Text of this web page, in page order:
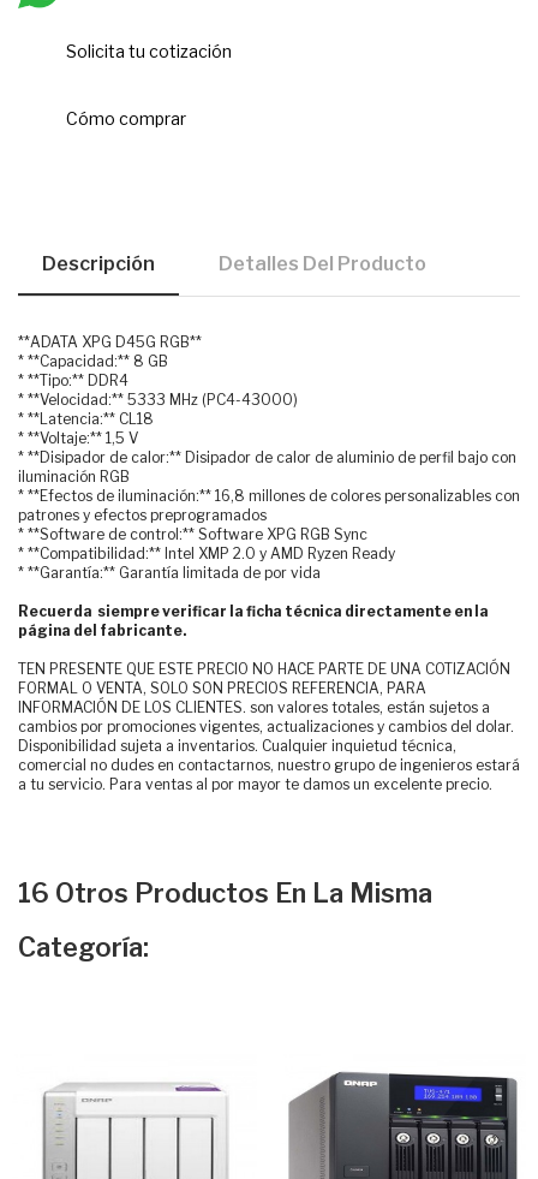
Solicita tu cotización
Cómo comprar
Descripción Detalles Del Producto
**ADATA XPG D45G RGB**
* **Capacidad:** 8 GB
* **Tipo:** DDR4
* **Velocidad:** 5333 MHz (PC4-43000)
* **Latencia:** CL18
* **Voltaje:** 1,5 V
* **Disipador de calor:** Disipador de calor de aluminio de perfil bajo con
iluminación RGB
* **Efectos de iluminación:** 16,8 millones de colores personalizables con
patrones y efectos preprogramados
* **Software de control:** Software XPG RGB Sync
* **Compatibilidad:** Intel XMP 2.0 y AMD Ryzen Ready
* **Garantía:** Garantía limitada de por vida
Recuerda siempre verificar la ficha técnica directamente en la
página del fabricante.
TEN PRESENTE QUE ESTE PRECIO NO HACE PARTE DE UNA COTIZACIÓN
FORMAL O VENTA, SOLO SON PRECIOS REFERENCIA, PARA
INFORMACIÓN DE LOS CLIENTES. son valores totales, están sujetos a
cambios por promociones vigentes, actualizaciones y cambios del dolar.
Disponibilidad sujeta a inventarios. Cualquier inquietud técnica,
comercial no dudes en contactarnos, nuestro grupo de ingenieros estará
a tu servicio. Para ventas al por mayor te damos un excelente precio.
16 Otros Productos En La Misma
Categoría: